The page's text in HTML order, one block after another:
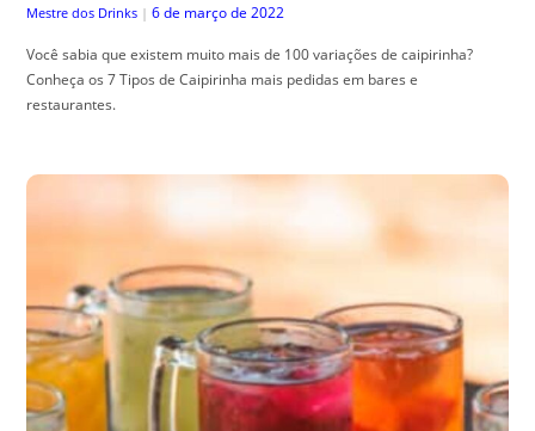
Mestre dos Drinks | 6 de março de 2022
Você sabia que existem muito mais de 100 variações de caipirinha?
Conheça os 7 Tipos de Caipirinha mais pedidas em bares e
restaurantes.